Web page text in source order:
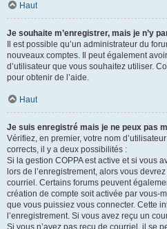
Haut
Je souhaite m’enregistrer, mais je n’y
Il est possible qu’un administrateur du
nouveaux comptes. Il peut également
d’utilisateur que vous souhaitez utiliser.
pour obtenir de l’aide.
Haut
Je suis enregistré mais je ne peux pas
Vérifiez, en premier, votre nom
corrects, il y a deux possibilités :
Si la gestion COPPA est active et si vous
lors de l’enregistrement, alors vous
courriel. Certains forums peuvent
création de compte soit activée par vous-
que vous puissiez vous connecter. Cette
l’enregistrement. Si vous avez reçu un
Si vous n’avez pas reçu de courriel, il se